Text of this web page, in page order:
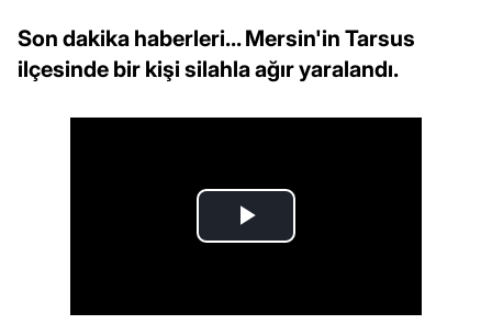
Son dakika haberleri... Mersin'in Tarsus
ilçesinde bir kişi silahla ağır yaralandı.